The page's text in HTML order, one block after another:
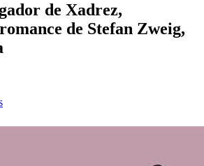
de Xadrez,
de Stefan Zweig,